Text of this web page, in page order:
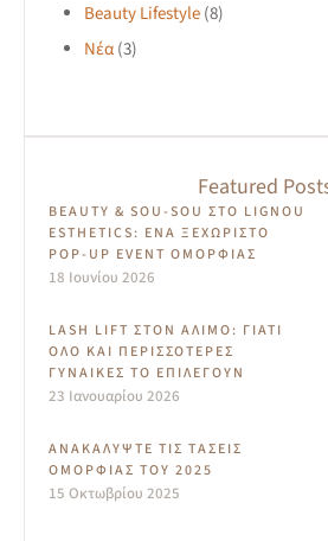
Beauty Lifestyle(8)
Νέα(3)
Featured
BEAUTY & SOU-SOU ΣΤΟ LIGNOU
ESTHETICS: ΈΝΑ ΞΕΧΩΡΙΣΤΌ
POP-UP EVENT ΟΜΟΡΦΙΆΣ
18 Ιουνίου 2026
LASH LIFT ΣΤΟΝ ΆΛΙΜΟ: ΓΙΑΤΊ
ΌΛΟ ΚΑΙ ΠΕΡΙΣΣΌΤΕΡΕΣ
ΓΥΝΑΊΚΕΣ ΤΟ ΕΠΙΛΈΓΟΥΝ
23 Ιανουαρίου 2026
ΑΝΑΚΑΛΎΨΤΕ ΤΙΣ ΤΆΣΕΙΣ
ΟΜΟΡΦΙΆΣ ΤΟΥ 2025
15 Οκτωβρίου 2025